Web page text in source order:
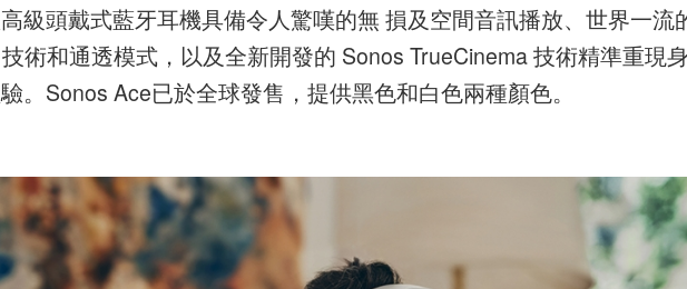
級頭戴式藍牙耳機具備令人驚嘆的無 損及空間音訊播放、世界一流
術和通透模式，以及全新開發的 Sonos TrueCinema 技術精準重現
。Sonos Ace已於全球發售，提供黑色和白色兩種顏色。